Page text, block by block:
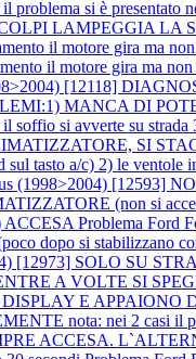
problema si è presentato
LAMPEGGIA LA
il motore gira ma
il motore gira ma
[12118]
MANCA DI
soffio si avverte su
SI
sul tasto a/c) 2) le
(1998>2004)
(non si
ACCESA Problema Ford
dopo si stabilizzano
[12973] SOLO SU
A VOLTE SI
E
nota: nei 2 casi il
ACCESA.